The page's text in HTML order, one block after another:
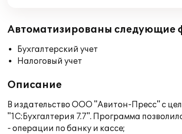
Автоматизированы следующие
Бухгалтерский учет
Налоговый учет
Описание
В издательство ООО "Авитон-Пресс" с
"1С:Бухгалтерия 7.7". Программа
- операции по банку и кассе;